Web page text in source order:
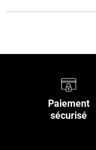
Paiement
sécurisé